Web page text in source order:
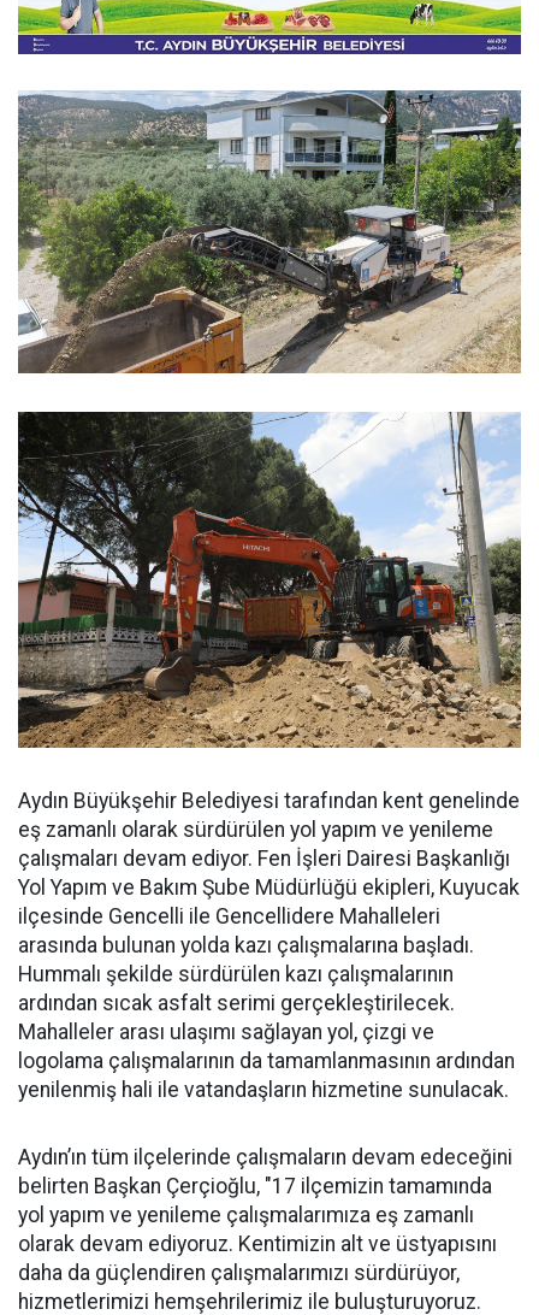
Aydın Büyükşehir Belediyesi tarafından kent genelinde
eş zamanlı olarak sürdürülen yol yapım ve yenileme
çalışmaları devam ediyor. Fen İşleri Dairesi Başkanlığı
Yol Yapım ve Bakım Şube Müdürlüğü ekipleri, Kuyucak
ilçesinde Gencelli ile Gencellidere Mahalleleri
arasında bulunan yolda kazı çalışmalarına başladı.
Hummalı şekilde sürdürülen kazı çalışmalarının
ardından sıcak asfalt serimi gerçekleştirilecek.
Mahalleler arası ulaşımı sağlayan yol, çizgi ve
logolama çalışmalarının da tamamlanmasının ardından
yenilenmiş hali ile vatandaşların hizmetine sunulacak.
Aydın’ın tüm ilçelerinde çalışmaların devam edeceğini
belirten Başkan Çerçioğlu, "17 ilçemizin tamamında
yol yapım ve yenileme çalışmalarımıza eş zamanlı
olarak devam ediyoruz. Kentimizin alt ve üstyapısını
daha da güçlendiren çalışmalarımızı sürdürüyor,
hizmetlerimizi hemşehrilerimiz ile buluşturuyoruz.